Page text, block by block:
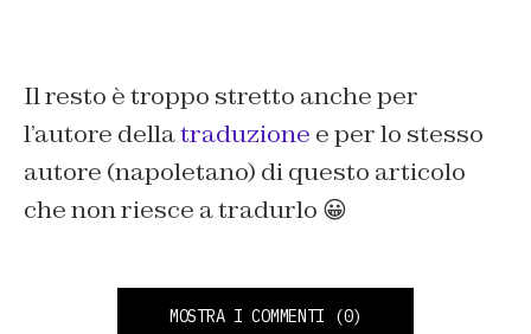
Il resto è troppo stretto anche per
l’autore dellatraduzione e per lo stesso
autore (napoletano) di questo articolo
che non riesce a tradurlo 😀
MOSTRA I COMMENTI (0)